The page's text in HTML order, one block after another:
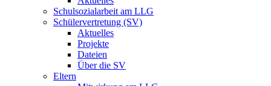
Schulsozialarbeit am LLG
Schülervertretung (SV)
Aktuelles
Projekte
Dateien
Über die SV
Eltern